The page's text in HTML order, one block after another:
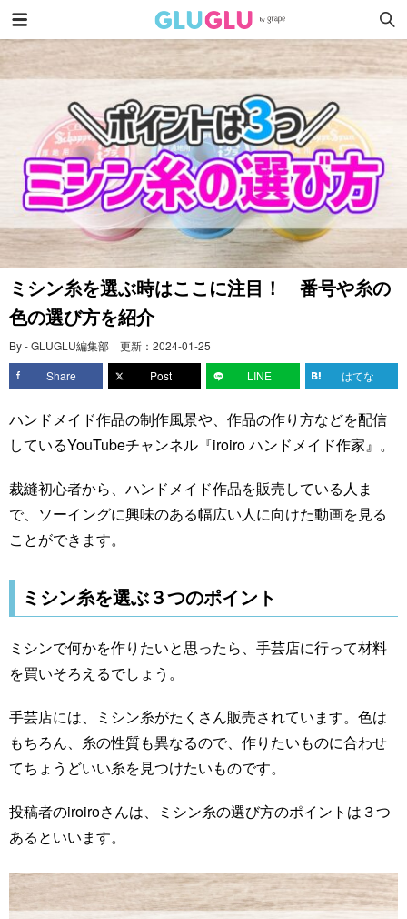
ミシン糸を選ぶ時はここに注目！ 番号や糸の
色の選び方を紹介
By - GLUGLU編集部 更新： 2024-01-25
Share
Post LINE はてな
ハンドメイド作品の制作風景や、作品の作り方などを配信
しているYouTubeチャンネル『iroiro ハンドメイド作家』。
裁縫初心者から、ハンドメイド作品を販売している人ま
で、ソーイングに興味のある幅広い人に向けた動画を見る
ことができます。
ミシン糸を選ぶ３つのポイント
ミシンで何かを作りたいと思ったら、手芸店に行って材料
を買いそろえるでしょう。
手芸店には、ミシン糸がたくさん販売されています。色は
もちろん、糸の性質も異なるので、作りたいものに合わせ
てちょうどいい糸を見つけたいものです。
投稿者のiroiroさんは、ミシン糸の選び方のポイントは３つ
あるといいます。